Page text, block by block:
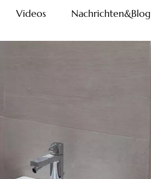
Videos Nachrichten&Blog